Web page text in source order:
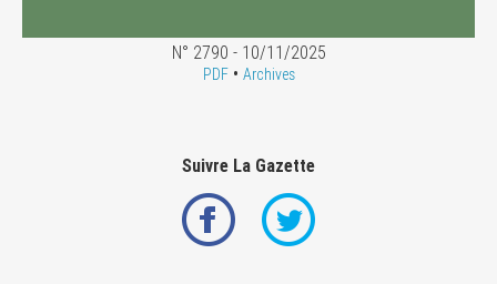
N° 2790 - 10/11/2025
PDF• Archives
Suivre La Gazette